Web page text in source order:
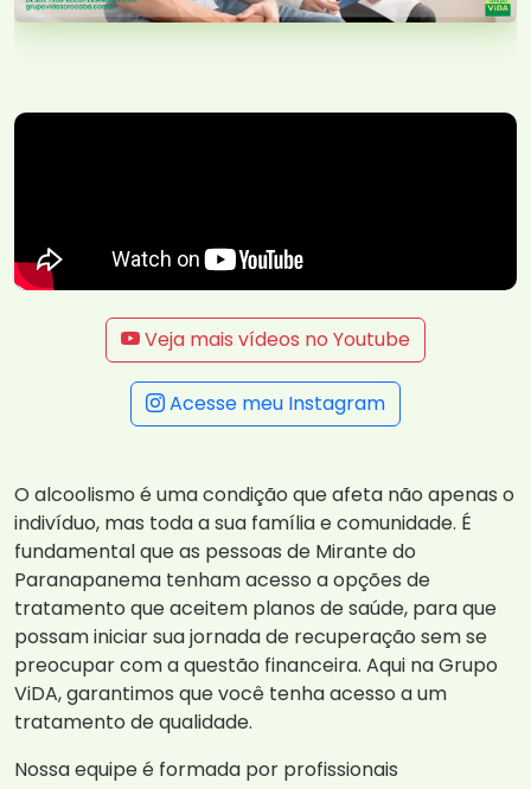
Veja mais vídeos no Youtube
Acesse meu Instagram
O alcoolismo é uma condição que afeta não apenas o
indivíduo, mas toda a sua família e comunidade. É
fundamental que as pessoas de Mirante do
Paranapanema tenham acesso a opções de
tratamento que aceitem planos de saúde, para que
possam iniciar sua jornada de recuperação sem se
preocupar com a questão financeira. Aqui na Grupo
ViDA, garantimos que você tenha acesso a um
tratamento de qualidade.
Nossa equipe é formada por profissionais